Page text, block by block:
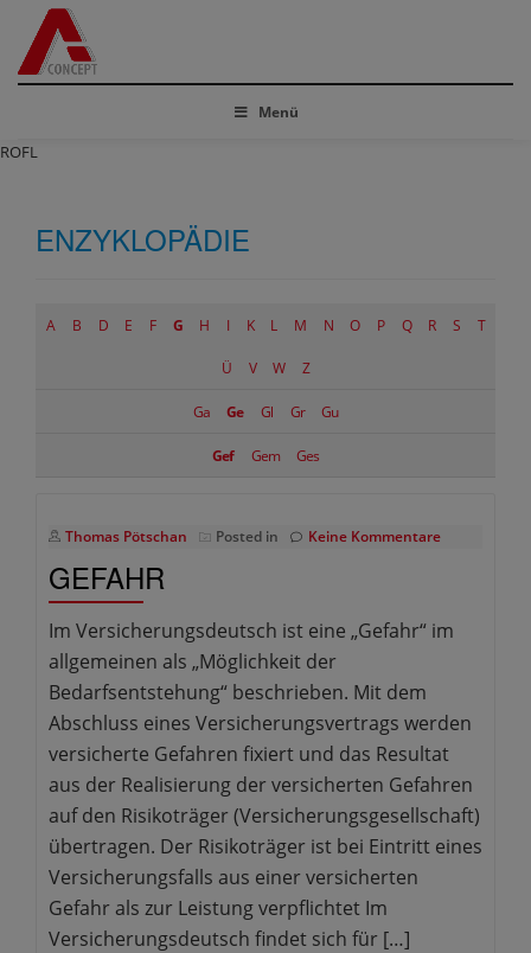
Menü
ROFL
ENZYKLOPÄDIE
A B D E F G H I K L M N O P Q R S T
Ü V W Z
Ga Ge Gl Gr Gu
Gef Gem Ges
Thomas Pötschan Posted in Keine Kommentare
GEFAHR
Im Versicherungsdeutsch ist eine „Gefahr“ im
allgemeinen als „Möglichkeit der
Bedarfsentstehung“ beschrieben. Mit dem
Abschluss eines Versicherungsvertrags werden
versicherte Gefahren fixiert und das Resultat
aus der Realisierung der versicherten Gefahren
auf den Risikoträger (Versicherungsgesellschaft)
übertragen. Der Risikoträger ist bei Eintritt eines
Versicherungsfalls aus einer versicherten
Gefahr als zur Leistung verpflichtet Im
Versicherungsdeutsch findet sich für […]